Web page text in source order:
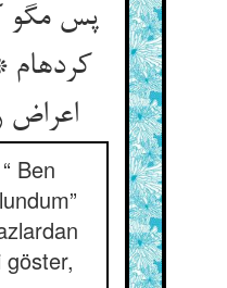
پس مگو
اعراض
Ben